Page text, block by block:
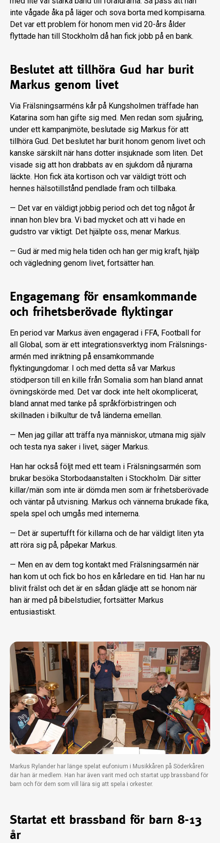
inte vågade åka på läger och sova borta med kompisarna.
Det var ett problem för ho­nom men vid 20-års ålder
flyttade han till Stockholm då han fick jobb på en bank.
Beslutet att tillhöra Gud har burit
Markus genom livet
Via Frälsningsarméns kår på Kungshol­men träffade han
Katarina som han gifte sig med. Men redan som sjuåring,
under ett kampanjmöte, beslutade sig Markus för att
tillhöra Gud. Det beslutet har bu­rit honom genom livet och
kanske särskilt när hans dotter insjuknade som liten. Det
visade sig att hon drabbats av en sjukdom då njurarna
läckte. Hon fick äta kortison och var väldigt trött och
hennes hälsotill­stånd pendlade fram och tillbaka.
— Det var en väldigt jobbig period och det tog något år
innan hon blev bra. Vi bad mycket och att vi hade en
gudstro var viktigt. Det hjälpte oss, menar Markus.
— Gud är med mig hela tiden och han ger mig kraft, hjälp
och vägledning ge­nom livet, fortsätter han.
Engagemang för ensamkommande
och frihetsberövade flyktingar
En period var Markus även engage­rad i FFA, Football for
all Global, som är ett integrationsverktyg inom Frälsnings­
armén med inriktning på ensamkom­mande
flyktingungdomar. I och med detta så var Markus
stödperson till en kille från Somalia som han bland annat
övningskörde med. Det var dock inte helt okomplicerat,
bland annat med tanke på språkförbistringen och
skillnaden i bil­kultur de två länderna emellan.
— Men jag gillar att träffa nya människor, utmana mig själv
och testa nya saker i livet, säger Markus.
Han har också följt med ett team i Frälsningsarmén som
brukar besöka Stor­bodaanstalten i Stockholm. Där sitter
kil­lar/män som inte är dömda men som är frihetsberövade
och väntar på utvisning. Markus och vännerna brukade fika,
spela spel och umgås med internerna.
— Det är supertufft för killarna och de har väldigt liten yta
att röra sig på, påpe­kar Markus.
— Men en av dem tog kontakt med Frälsningsarmén när
han kom ut och fick bo hos en kårledare en tid. Han har nu
blivit frälst och det är en sådan glädje att se honom när
han är med på bibelstu­dier, fortsätter Markus
entusiastiskt.
Markus Rylander har länge spelat eufonium i Musikkåren på Söderkåren
där han är medlem. Han har även varit med och startat upp brassband för
barn och för dem som vill lära sig att spela i orkester.
Startat ett brassband för barn 8-13
år